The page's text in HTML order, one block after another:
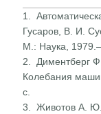
1.
Гусаров, В. И.
М.: Наука,
2. Диментберг
Колебания
с.
3. Животов А. Ю.